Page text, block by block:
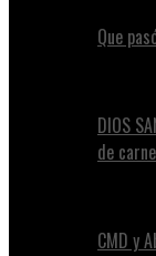
Que
DIOS
de carne
CMD y